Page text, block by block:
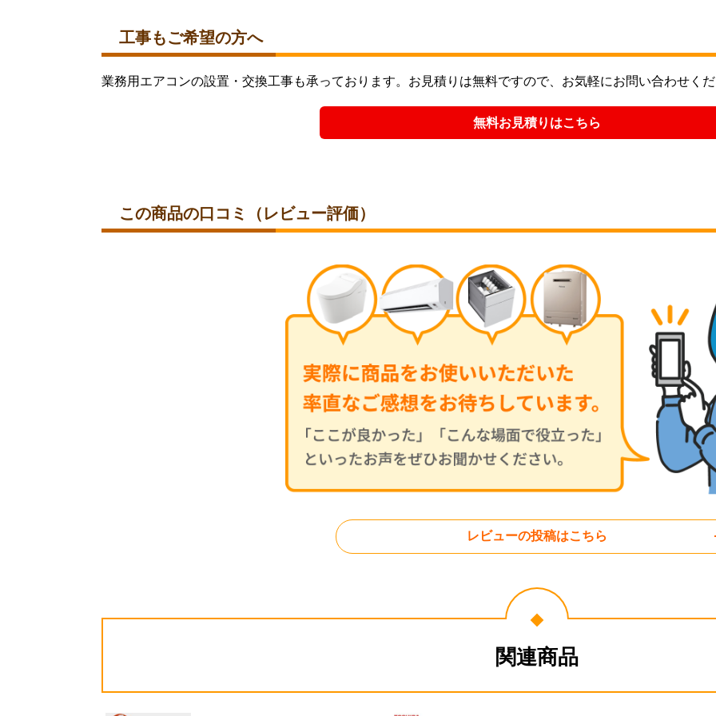
工事もご希望の方へ
業務用エアコンの設置・交換工事も承っております。お見積りは無料ですので、お気軽にお問い合わせく
無料お見積りはこちら
この商品の口コミ（レビュー評価）
レビューの投稿はこちら
関連商品